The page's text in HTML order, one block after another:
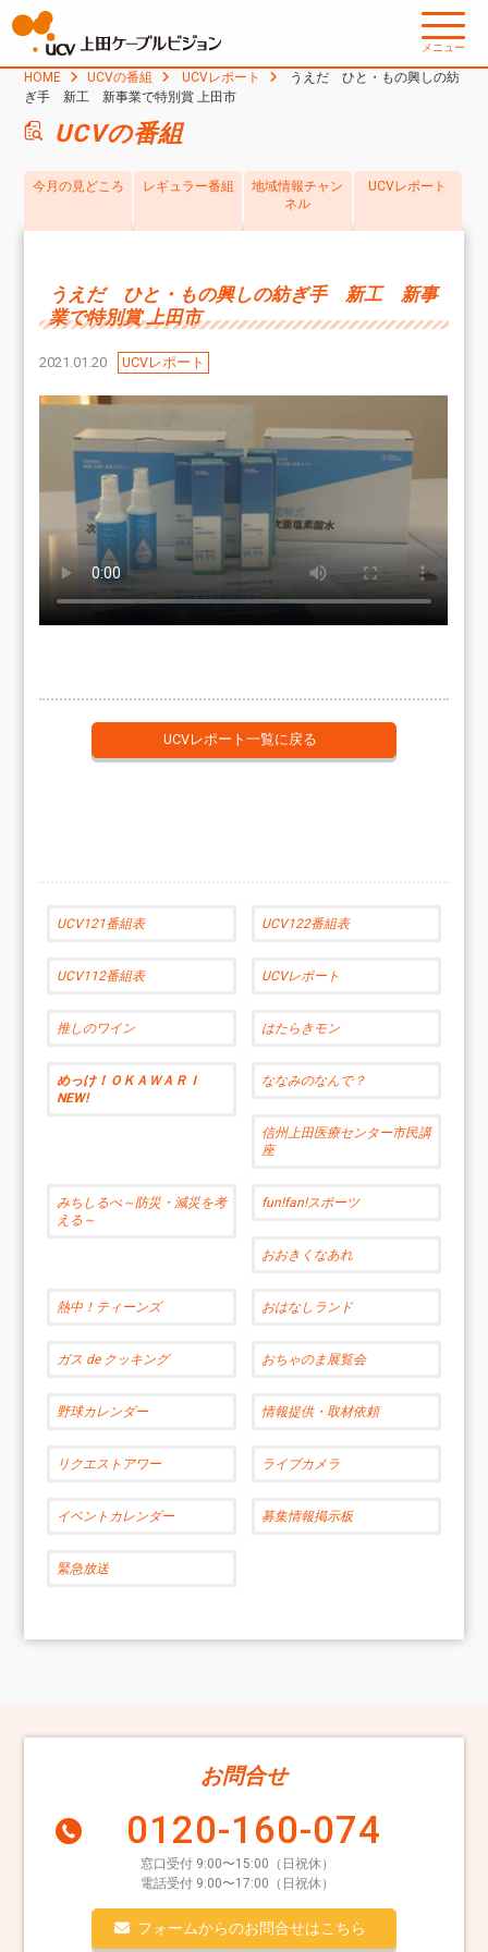
メニュー
HOME UCVの番組 UCVレポート
うえだ ひと・もの興しの紡
ぎ手 新工 新事業で特別賞 上田市
UCVの番組
今月の見どころ レギュラー番組
地域情報チャン
ネル
UCVレポート
うえだ ひと・もの興しの紡ぎ手 新工 新事
業で特別賞 上田市
2021.01.20 UCVレポート
UCVレポート一覧に戻る
UCV121番組表 UCV122番組表
UCV112番組表 UCVレポート
推しのワイン はたらきモン
めっけ！ＯＫＡＷＡＲＩ
NEW!
ななみのなんで？
信州上田医療センター市民講
座
みちしるべ～防災・減災を考
える～
fun!fan!スポーツ
おおきくなあれ
熱中！ティーンズ おはなしランド
ガス de クッキング おちゃのま展覧会
野球カレンダー 情報提供・取材依頼
リクエストアワー ライブカメラ
イベントカレンダー 募集情報掲示板
緊急放送
お問合せ
0120-160-074
窓口受付 9:00〜15:00（日祝休）
電話受付 9:00〜17:00（日祝休）
フォームからのお問合せはこちら